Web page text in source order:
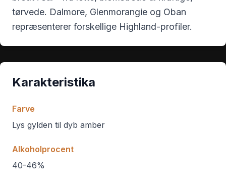
tørvede. Dalmore, Glenmorangie og Oban
repræsenterer forskellige Highland-profiler.
Karakteristika
Farve
Lys gylden til dyb amber
Alkoholprocent
40-46%